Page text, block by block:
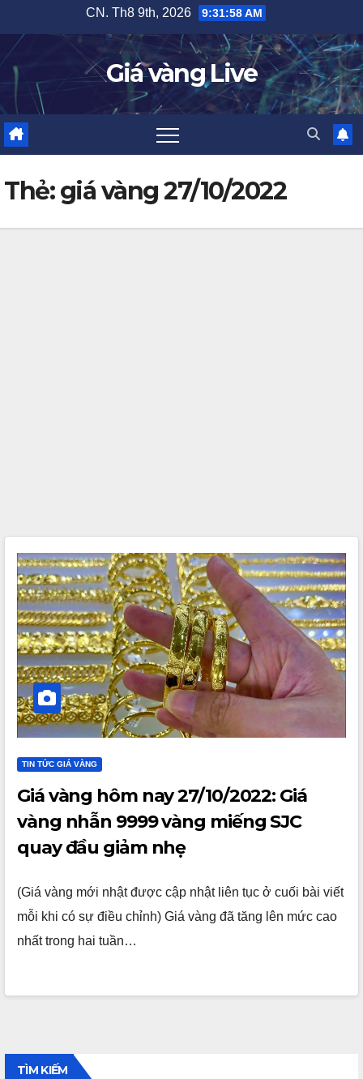
content
CN. Th8 9th, 2026 9:31:59 AM
Giá vàng Live
Thẻ:giá vàng 27/10/2022
TIN TỨC GIÁ VÀNG
Giá vàng hôm nay 27/10/2022: Giá
vàng nhẫn 9999 vàng miếng SJC
quay đầu giảm nhẹ
(Giá vàng mới nhật được cập nhật liên tục ở cuối bài viết
mỗi khi có sự điều chỉnh) Giá vàng đã tăng lên mức cao
nhất trong hai tuần…
TÌM KIẾM